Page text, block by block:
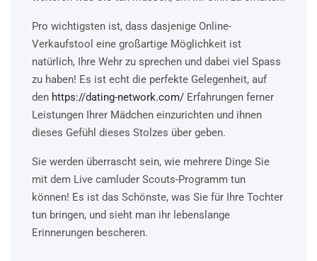
Pro wichtigsten ist, dass dasjenige Online-
Verkaufstool eine großartige Möglichkeit ist
natürlich, Ihre Wehr zu sprechen und dabei viel Spass
zu haben! Es ist echt die perfekte Gelegenheit, auf
den https://dating-network.com/ Erfahrungen ferner
Leistungen Ihrer Mädchen einzurichten und ihnen
dieses Gefühl dieses Stolzes über geben.
Sie werden überrascht sein, wie mehrere Dinge Sie
mit dem Live camluder Scouts-Programm tun
können! Es ist das Schönste, was Sie für Ihre Tochter
tun bringen, und sieht man ihr lebenslange
Erinnerungen bescheren.